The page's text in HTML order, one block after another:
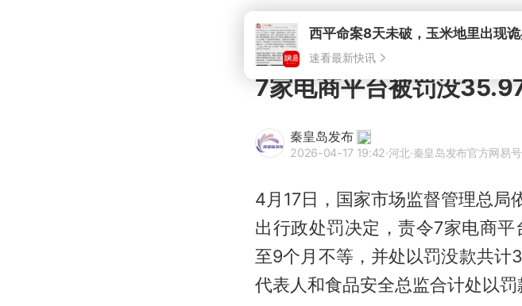
速看最新快讯
7家电商平台被罚没
秦皇岛发布
2026-04-17 19:42·河北·秦皇岛发布官方网易号
4月17日，国家市场监督管理总局
出行政处罚决定，责令7家电商
至9个月不等，并处以罚没款共计
代表人和食品安全总监合计处以罚